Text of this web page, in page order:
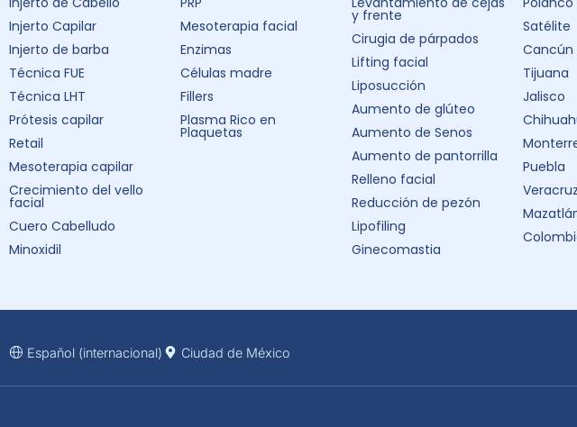
Injerto Capilar
Injerto de barba
Técnica FUE
Técnica LHT
Prótesis capilar
Retail
Mesoterapia capilar
Crecimiento del vello
facial
Cuero Cabelludo
Minoxidil
Mesoterapia facial
Enzimas
Células madre
Fillers
Plasma Rico en
Plaquetas
y frente
Cirugia de párpados
Lifting facial
Liposucción
Aumento de glúteo
Aumento de Senos
Aumento de pantorrilla
Relleno facial
Reducción de pezón
Lipofiling
Ginecomastia
Satélite
Cancún
Tijuana
Jalisco
Puebla
Veracruz
Español (internacional) Ciudad de México